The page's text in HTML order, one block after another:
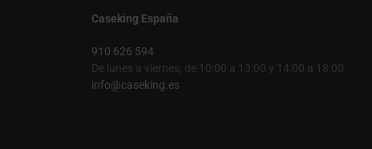
Caseking España
910 626 594
De lunes a viernes, de 10:00 a 13:00 y 14:00 a 18:00
info@caseking.es